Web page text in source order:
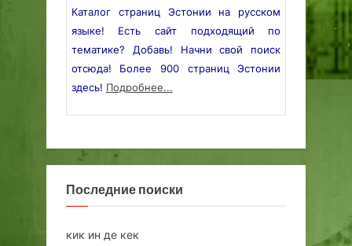
Каталог страниц Эстонии на русском
языке! Есть сайт подходящий по
тематике? Добавь! Начни свой поиск
отсюда! Более 900 страниц Эстонии
здесь! Подробнее...
Последние поиски
кик ин де кек